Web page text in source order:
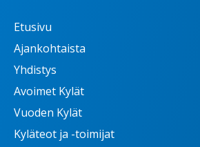
Etusivu
Ajankohtaista
Yhdistys
Avoimet Kylät
Vuoden Kylät
Kyläteot ja -toimijat